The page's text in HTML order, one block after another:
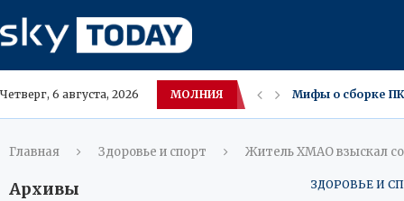
Четверг, 6 августа, 2026 МОЛНИЯ Мифы о сборке
Новый iPhone
В Амурской
Москва ожидает
Московские
Саванна и
Югра меняет
В ХМАО засняли
Главная Здоровье и спорт Житель ХМАО взыскал со
ЗДОРОВЬЕ И
Архивы